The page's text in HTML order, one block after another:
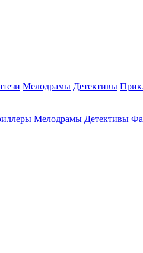
Мелодрамы Детективы
Мелодрамы Детективы